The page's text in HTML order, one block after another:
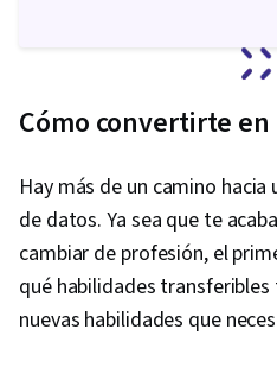
Cómo convertirte
Hay más de un camino
de datos. Ya sea que te
cambiar de profesión, el
qué habilidades
nuevas habilidades que